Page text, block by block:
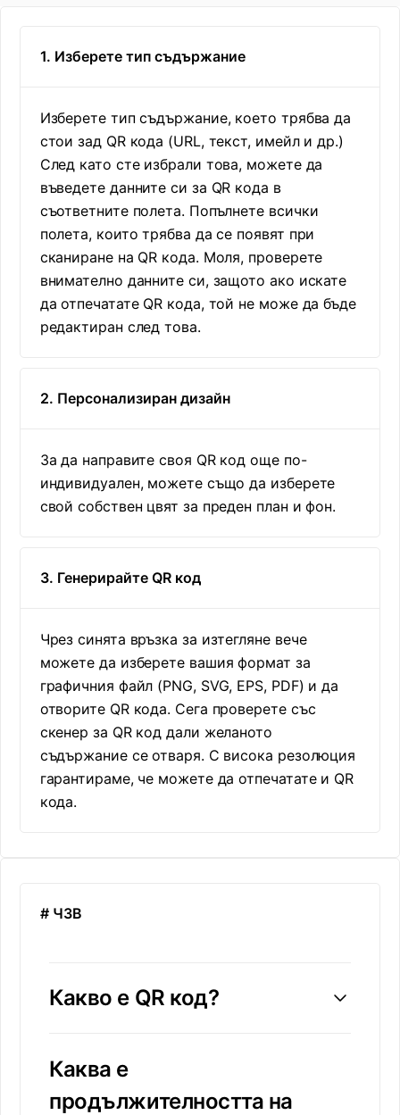
1. Изберете тип съдържание
Изберете тип съдържание, което трябва да
стои зад QR кода (URL, текст, имейл и др.)
След като сте избрали това, можете да
въведете данните си за QR кода в
съответните полета. Попълнете всички
полета, които трябва да се появят при
сканиране на QR кода. Моля, проверете
внимателно данните си, защото ако искате
да отпечатате QR кода, той не може да бъде
редактиран след това.
2. Персонализиран дизайн
За да направите своя QR код още по-
индивидуален, можете също да изберете
свой собствен цвят за преден план и фон.
3. Генерирайте QR код
Чрез синята връзка за изтегляне вече
можете да изберете вашия формат за
графичния файл (PNG, SVG, EPS, PDF) и да
отворите QR кода. Сега проверете със
скенер за QR код дали желаното
съдържание се отваря. С висока резолюция
гарантираме, че можете да отпечатате и QR
кода.
# ЧЗВ
Какво е QR код?
Каква е
продължителността на